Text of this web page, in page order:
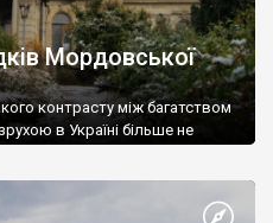
Мордовської
контрасту між багатством
в Україні більше не